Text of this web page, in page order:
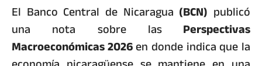
El Banco Central de Nicaragua (BCN) publicó
una nota sobre lasPerspectivas
Macroeconómicas 2026en donde indica que la